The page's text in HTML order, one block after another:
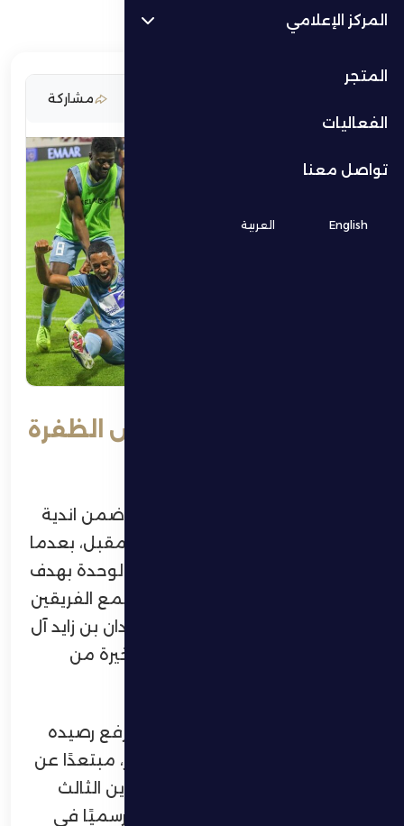
المركز الإعلامي
المتجر
الفعاليات
تواصل معنا
English العربية
مشاركة
فوز مثير يؤمن بقاء فارس الظفرة
نجح فارس الظفرة في تأمين بقائه ضمن اندية
دوري أدنوك للمحترفين للموسم المقبل، بعدما
حقق فوزًا ثمينًا ومثيرًا على ضيفه الوحدة بهدف
دون مقابل، من خلال اللقاء الذي جمع الفريقين
مساء أمس السيت على استاد حمدان بن زايد آل
نهيان بمدينة زايد، ضمن الجولة الأخيرة من
وحسم الظفرة مصيره بيده، بعدما رفع رصيده
إلى 22 نقطة في المركز الثاني عشر، مبتعدًا عن
البطائح ودبا الفجيرة صاحبي المركزين الثالث
عشر والرابع عشر، ليؤكد استمراريته رسميًا في